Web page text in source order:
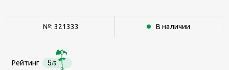
№: 321333 В наличии
Рейтинг 5/5